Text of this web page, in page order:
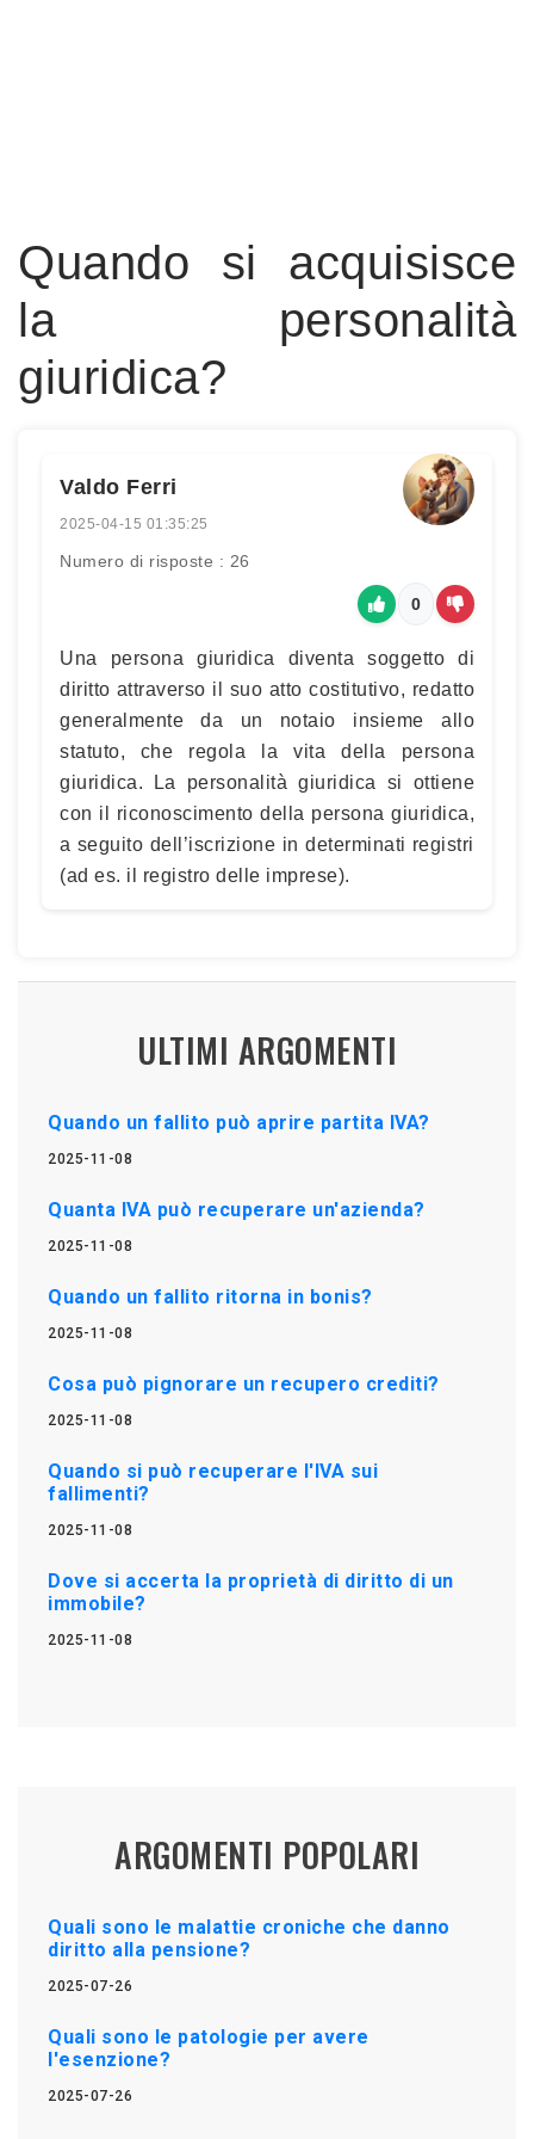
Quando si acquisisce
la personalità
giuridica?
Valdo Ferri
2025-04-15 01:35:25
Numero di risposte : 26
0
Una persona giuridica diventa soggetto di
diritto attraverso il suo atto costitutivo, redatto
generalmente da un notaio insieme allo
statuto, che regola la vita della persona
giuridica. La personalità giuridica si ottiene
con il riconoscimento della persona giuridica,
a seguito dell’iscrizione in determinati registri
(ad es. il registro delle imprese).
ULTIMI ARGOMENTI
Quando un fallito può aprire partita IVA?
2025-11-08
Quanta IVA può recuperare un'azienda?
2025-11-08
Quando un fallito ritorna in bonis?
2025-11-08
Cosa può pignorare un recupero crediti?
2025-11-08
Quando si può recuperare l'IVA sui
fallimenti?
2025-11-08
Dove si accerta la proprietà di diritto di un
immobile?
2025-11-08
ARGOMENTI POPOLARI
Quali sono le malattie croniche che danno
diritto alla pensione?
2025-07-26
Quali sono le patologie per avere
l'esenzione?
2025-07-26